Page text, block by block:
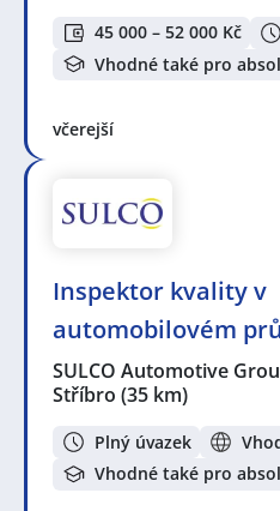
45 000 – 52 000 Kč
Vhodné také pro
včerejší
Inspektor kvality v
automobilovém
SULCO Automotive
Stříbro (35 km)
Plný úvazek
Vhodné také pro